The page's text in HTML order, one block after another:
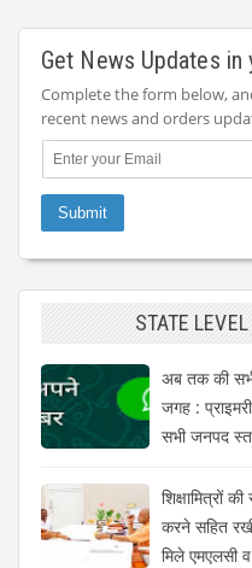
Get News Updates in
Complete the form below,
recent news and orders
STATE
अब तक की
जगह :
सभी जनपद
शिक्षामित्रों
करने सहित
मिले एमएलसी